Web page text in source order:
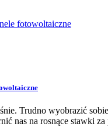
Trudno wyobrazić
nas na rosnące stawki